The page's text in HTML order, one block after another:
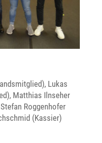
Lukas
Matthias Ilnseher
Roggenhofer
(Kassier)